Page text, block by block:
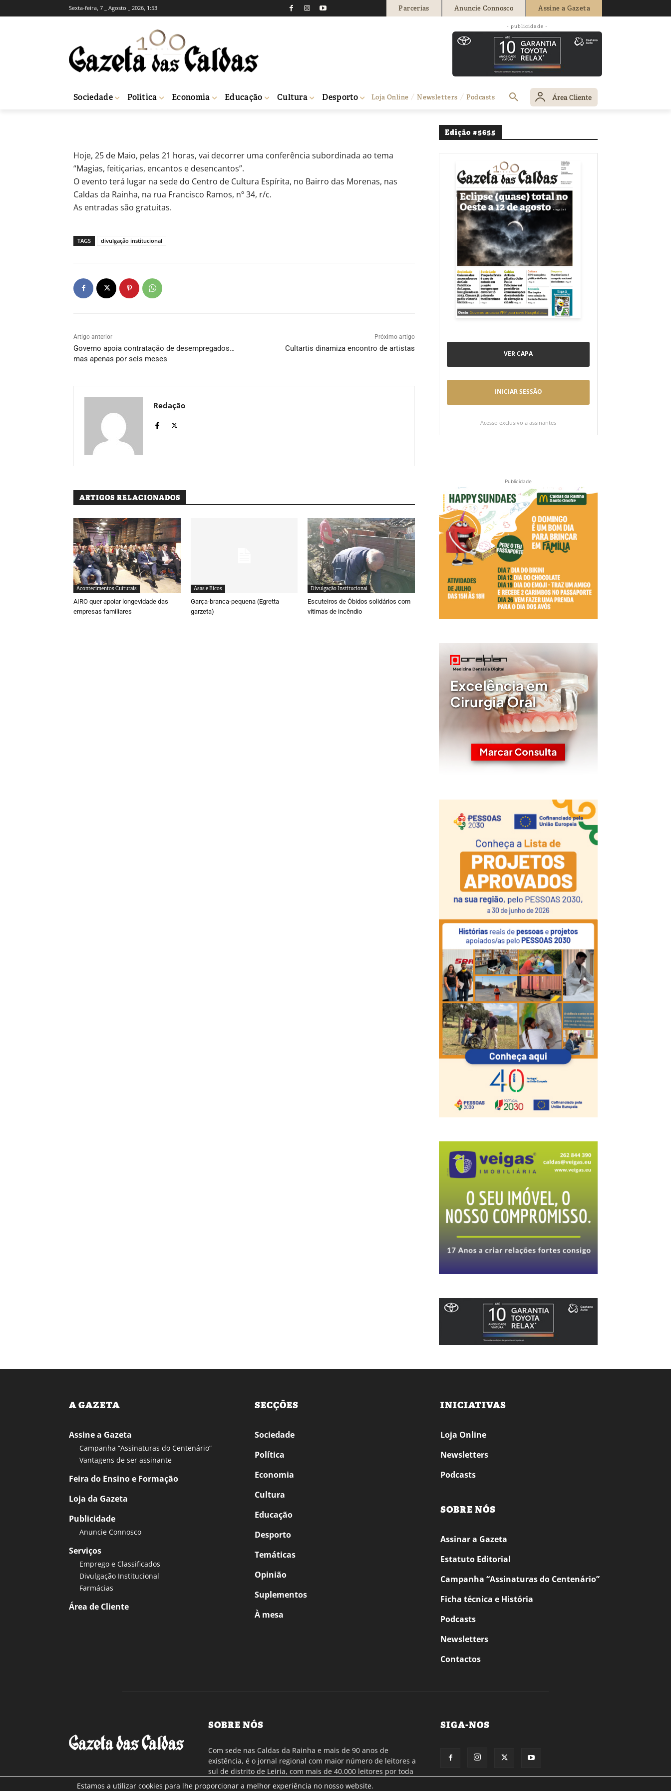
Sexta-feira, 7 _ Agosto _ 2026, 1:53 Parcerias Anuncie Connosco Assine a Gazeta
- publicidade -
Sociedade Política Economia Educação Cultura Desporto Loja Online Newsletters Podcasts Área Cliente
BREVES INSTITUCIONAL
Centro de Cultura Espírita
Redação 25 de Maio, 2012 73 0
Hoje, 25 de Maio, pelas 21 horas, vai decorrer uma conferência subordinada ao tema
“Magias, feitiçarias, encantos e desencantos”.
O evento terá lugar na sede do Centro de Cultura Espírita, no Bairro das Morenas, nas
Caldas da Rainha, na rua Francisco Ramos, nº 34, r/c.
As entradas são gratuitas.
TAGS divulgação institucional
Artigo anterior
Governo apoia contratação de desempregados…
mas apenas por seis meses
Próximo artigo
Cultartis dinamiza encontro de artistas
Redação
ARTIGOS RELACIONADOS
Acontecimentos Culturais
AIRO quer apoiar longevidade das
empresas familiares
Asas e Bicos
Garça-branca-pequena (Egretta
garzeta)
Divulgação Institucional
Escuteiros de Óbidos solidários com
vítimas de incêndio
Edição #5655
VER CAPA
INICIAR SESSÃO
Acesso exclusivo a assinantes
Publicidade
A GAZETA
Assine a Gazeta
Campanha “Assinaturas do Centenário”
Vantagens de ser assinante
Feira do Ensino e Formação
Loja da Gazeta
Publicidade
Anuncie Connosco
Serviços
Emprego e Classificados
Divulgação Institucional
Farmácias
Área de Cliente
SECÇÕES
Sociedade
Política
Economia
Cultura
Educação
Desporto
Temáticas
Opinião
Suplementos
À mesa
INICIATIVAS
Loja Online
Newsletters
Podcasts
SOBRE NÓS
Assinar a Gazeta
Estatuto Editorial
Campanha “Assinaturas do Centenário”
Ficha técnica e História
Podcasts
Newsletters
Contactos
SOBRE NÓS
Com sede nas Caldas da Rainha e mais de 90 anos de
existência, é o jornal regional com maior número de leitores a
sul de distrito de Leiria, com mais de 40.000 leitores por toda
a região Oeste. Jornal com distribuição em Portugal
SIGA-NOS
Estamos a utilizar cookies para lhe proporcionar a melhor experiência no nosso website.